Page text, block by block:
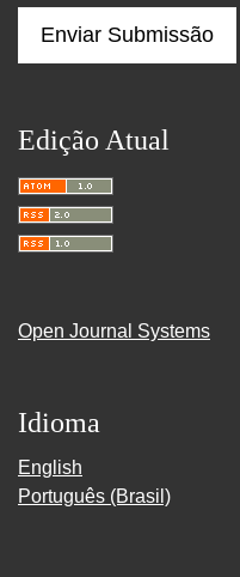
Enviar Submissão
Edição Atual
Open Journal Systems
Idioma
English
Português (Brasil)